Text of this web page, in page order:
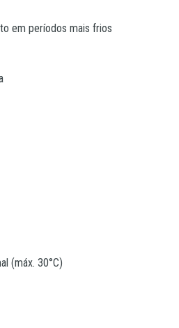
em períodos mais frios
(máx. 30°C)